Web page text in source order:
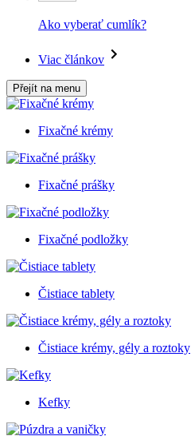
Ako vyberať cumlík?
Viac článkov
Přejít na menu
Fixačné krémy
Fixačné prášky
Fixačné podložky
Čistiace tablety
Čistiace krémy, gély a roztoky
Kefky